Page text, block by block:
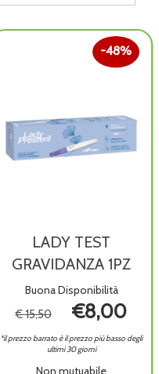
LADY TEST
GRAVIDANZA 1PZ
Buona Disponibilità
48%
€ 15,50 €8,00
*il prezzo barrato è il prezzo più basso degli
ultimi 30 giorni
Non mutuabile